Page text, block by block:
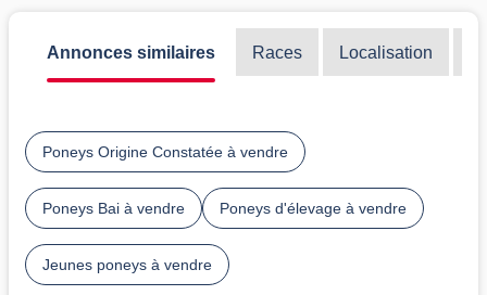
Annonces similaires Races Localisation
Poneys Origine Constatée à vendre
Poneys Bai à vendre Poneys d'élevage à vendre
Jeunes poneys à vendre